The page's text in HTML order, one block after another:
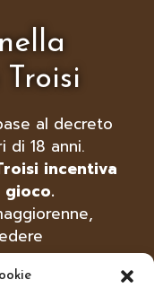
chiudi il
sono
offre
il suo
al decreto
di 18 anni.
incentiva